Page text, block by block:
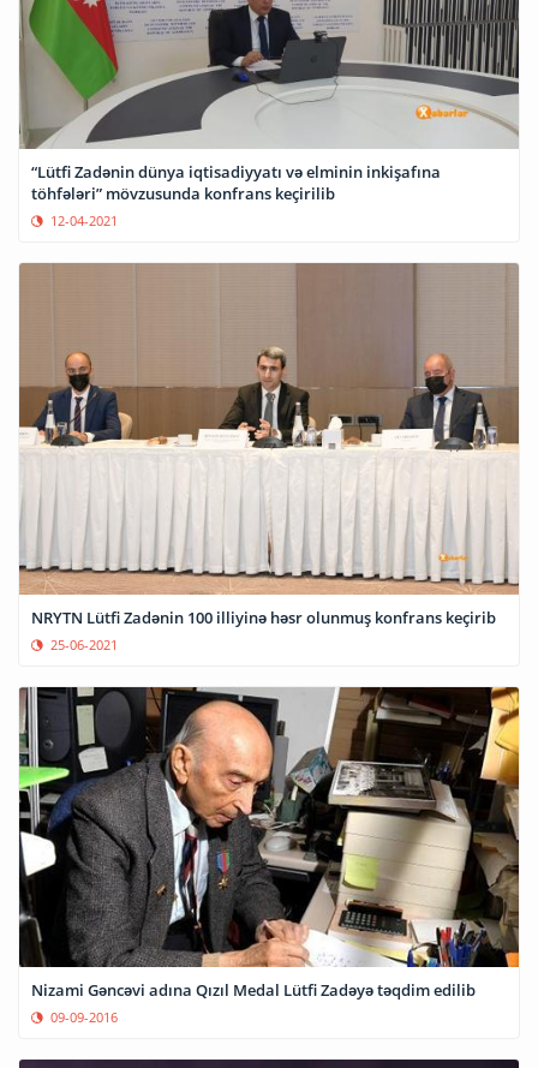
“Lütfi Zadənin dünya iqtisadiyyatı və elminin inkişafına
töhfələri” mövzusunda konfrans keçirilib
12-04-2021
NRYTN Lütfi Zadənin 100 illiyinə həsr olunmuş konfrans keçirib
25-06-2021
Nizami Gəncəvi adına Qızıl Medal Lütfi Zadəyə təqdim edilib
09-09-2016